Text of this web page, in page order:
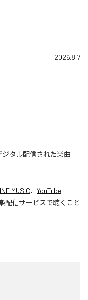
2026.8.7
ジタル配信された楽曲
MUSIC、 YouTube
配信サービスで聴くこと